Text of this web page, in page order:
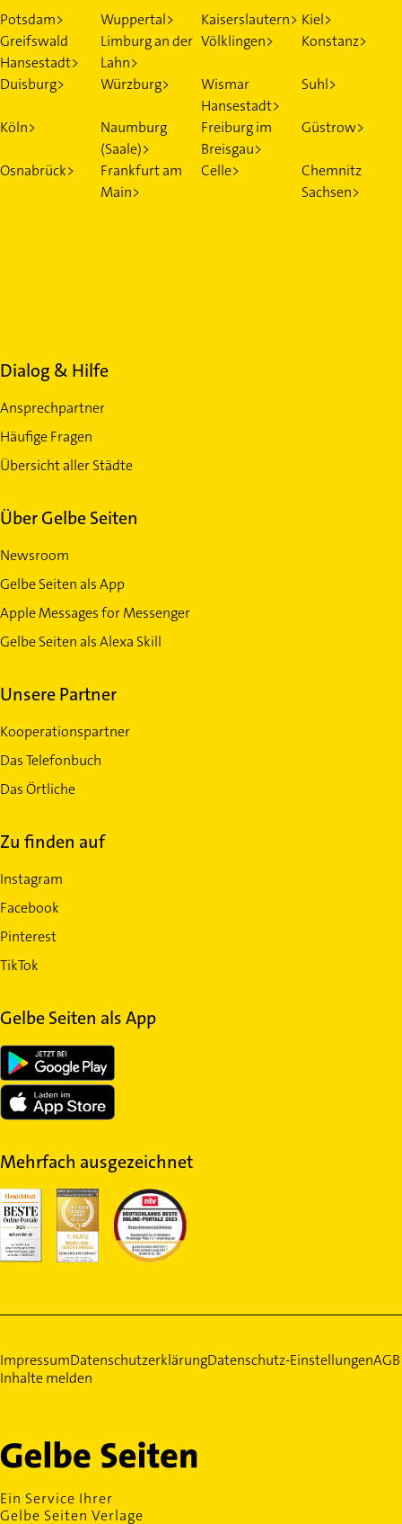
Potsdam> Wuppertal> Kaiserslautern> Kiel>
Greifswald
Hansestadt>
Limburg an der
Lahn>
Völklingen> Konstanz>
Duisburg> Würzburg>
Wismar
Hansestadt>
Suhl>
Köln>
Naumburg
(Saale)>
Freiburg im
Breisgau>
Güstrow>
Osnabrück>
Frankfurt am
Main>
Celle>
Chemnitz
Sachsen>
Dialog & Hilfe
Ansprechpartner
Häufige Fragen
Übersicht aller Städte
Über Gelbe Seiten
Newsroom
Gelbe Seiten als App
Apple Messages for Messenger
Gelbe Seiten als Alexa Skill
Unsere Partner
Kooperationspartner
Das Telefonbuch
Das Örtliche
Zu finden auf
Instagram
Facebook
Pinterest
TikTok
Gelbe Seiten als App
Mehrfach ausgezeichnet
ImpressumDatenschutzerklärungDatenschutz-EinstellungenAGB
Inhalte melden
Ein Service Ihrer
Gelbe Seiten Verlage